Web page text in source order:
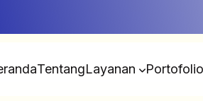
TentangLayanan Portofolio